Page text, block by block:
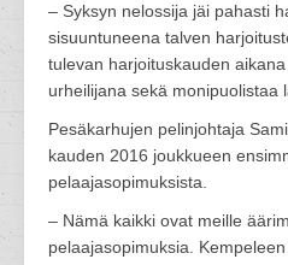
– Syksyn nelossija jäi pahasti
sisuuntuneena talven
tulevan harjoituskauden
urheilijana sekä monipuolistaa
Pesäkarhujen pelinjohtaja
kauden 2016 joukkueen
pelaajasopimuksista.
– Nämä kaikki ovat meille
pelaajasopimuksia.